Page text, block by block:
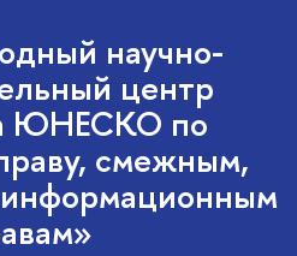
научно-
центр
ЮНЕСКО по
смежным,